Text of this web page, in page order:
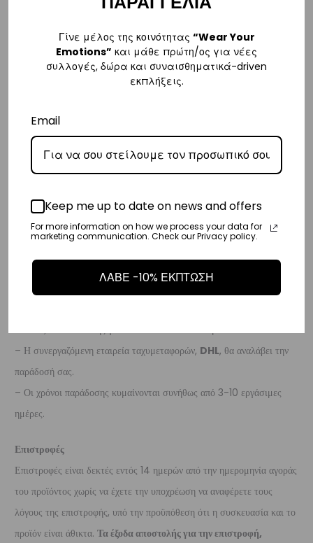
– Τα έξοδα αποστολής για Κύπρο είναι στα€16
– Η συνεργαζόμενη εταιρεία ταχυμεταφορών,Aramex, θα αναλάβει
ημέρες.
Ευρώπη
– Η συνεργαζόμενη εταιρεία ταχυμεταφορών,DHL, θα αναλάβει την
παράδοσή σας.
– Τα έξοδα αποστολής για όλο τον υπόλοιπο κόσμο είναι στα€35.
– Η συνεργαζόμενη εταιρεία ταχυμεταφορών, DHL, θα αναλάβει την
παράδοσή σας.
– Οι χρόνοι παράδοσης κυμαίνονται συνήθως από 3-10 εργάσιμες
ημέρες.
Επιστροφές
Επιστροφές είναι δεκτές εντός 14 ημερών από την ημερομηνία αγοράς
του προϊόντος χωρίς να έχετε την υποχρέωση να αναφέρετε τους
λόγους της επιστροφής, υπό την προϋπόθεση ότι η συσκευασία και το
προϊόν είναι άθικτα. Τα έξοδα αποστολής για την επιστροφή,
Γίνε μέλος της κοινότητας “Wear Your
Emotions” και μάθε πρώτη/ος για νέες
συλλογές, δώρα και συναισθηματικά-driven
εκπλήξεις.
Email
Keep me up to date on news and offers
For more information on how we process your data for
marketing communication. Check our Privacy policy.
ΛΑΒΕ -10% ΕΚΠΤΩΣΗ